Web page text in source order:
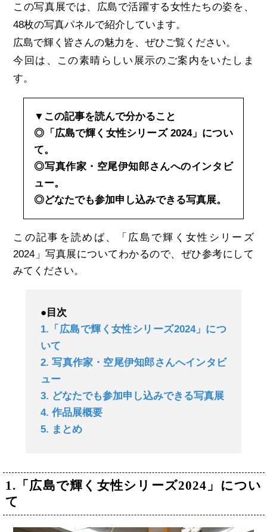
この写真展では、広島で活躍する女性たちの姿を、
48枚の写真パネルで紹介しています。
広島で輝く皆さんの魅力を、ぜひご覧ください。
今回は、この素晴らしい展示のご案内をいたしま
す。
▼この記事を読んで分かること
◎「広島で輝く女性シリーズ 2024」につい
て。
◎写真作家・空尾伊知郎さんへのインタビ
ュー。
◎どなたでも参加申し込みできる写真展。
この記事を読めば、「広島で輝く女性シリーズ
2024」写真展についてわかるので、ぜひ参考にして
みてください。
●目次
1.「広島で輝く女性シリーズ2024」につ
いて
2. 写真作家・空尾伊知郎さんへインタビ
ュー
3. どなたでも参加申し込みできる写真展
4. 作品展概要
5. まとめ
1.「広島で輝く女性シリーズ2024」につい
て